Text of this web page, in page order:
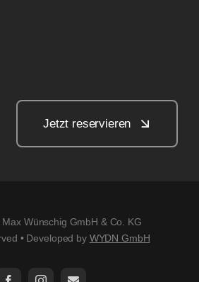
Jetzt reservieren
Wünschig GmbH & Co. KG
• Developed by WYDN GmbH